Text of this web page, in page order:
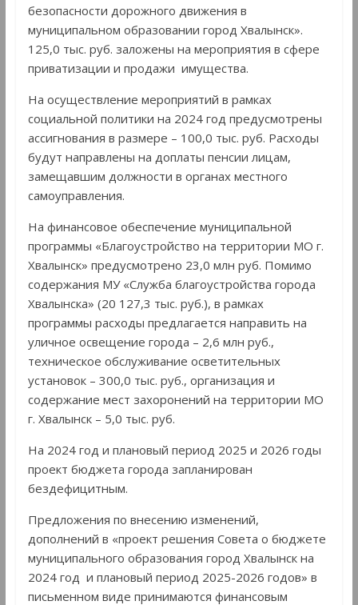
безопасности дорожного движения в
муниципальном образовании город Хвалынск».
125,0 тыс. руб. заложены на мероприятия в сфере
приватизации и продажи имущества.
На осуществление мероприятий в рамках
социальной политики на 2024 год предусмотрены
ассигнования в размере – 100,0 тыс. руб. Расходы
будут направлены на доплаты пенсии лицам,
замещавшим должности в органах местного
самоуправления.
На финансовое обеспечение муниципальной
программы «Благоустройство на территории МО г.
Хвалынск» предусмотрено 23,0 млн руб. Помимо
содержания МУ «Служба благоустройства города
Хвалынска» (20 127,3 тыс. руб.), в рамках
программы расходы предлагается направить на
уличное освещение города – 2,6 млн руб.,
техническое обслуживание осветительных
установок – 300,0 тыс. руб., организация и
содержание мест захоронений на территории МО
г. Хвалынск – 5,0 тыс. руб.
На 2024 год и плановый период 2025 и 2026 годы
проект бюджета города запланирован
бездефицитным.
Предложения по внесению изменений,
дополнений в «проект решения Совета о бюджете
муниципального образования город Хвалынск на
2024 год и плановый период 2025-2026 годов» в
письменном виде принимаются финансовым